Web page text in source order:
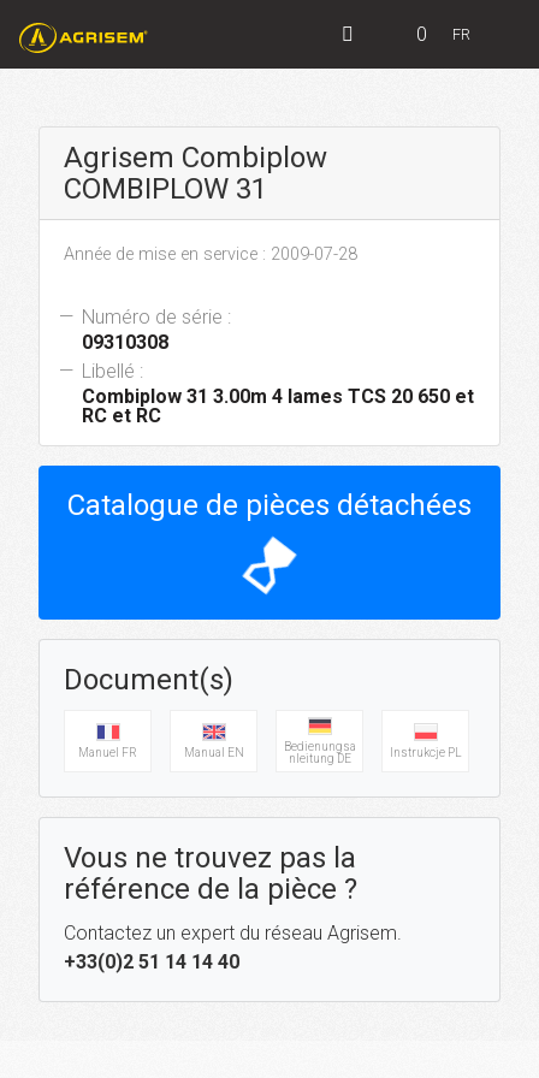
0 FR
Agrisem Combiplow
COMBIPLOW 31
Année de mise en service : 2009-07-28
Numéro de série :
09310308
Libellé :
Combiplow 31 3.00m 4 lames TCS 20 650 et
RC et RC
Catalogue de pièces détachées
hourglass_top
Document(s)
Manuel FR Manual EN
Bedienungsa
nleitung DE
Instrukcje PL
Vous ne trouvez pas la
référence de la pièce ?
Contactez un expert du réseau Agrisem.
+33(0)2 51 14 14 40